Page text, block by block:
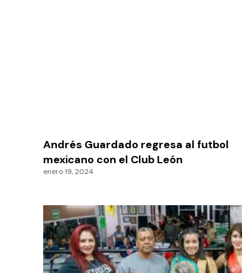
Andrés Guardado regresa al futbol
mexicano con el Club León
enero 19, 2024